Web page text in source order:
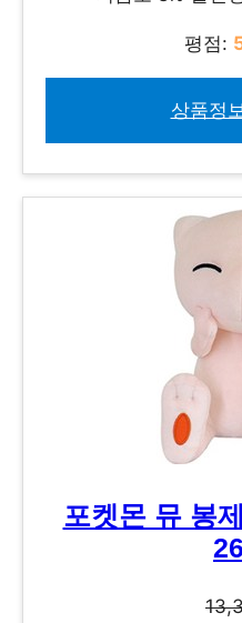
평점:
상품정
포켓몬 뮤 봉